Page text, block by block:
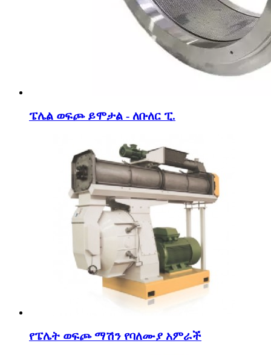
ፔሌል ወፍጮ ይሞታል - ለቡለር ፒ.
የፔሌት ወፍጮ ማሽን የባለሙያ አምራች